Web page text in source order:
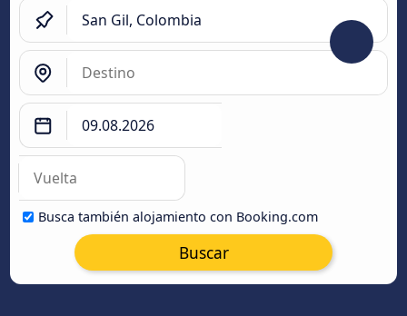
Busca también alojamiento con Booking.com
Buscar